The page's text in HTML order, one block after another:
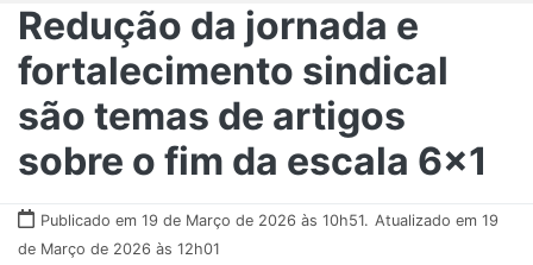
Redução da jornada e
fortalecimento sindical
são temas de artigos
sobre o fim da escala 6x1
Publicado em 19 de Março de 2026 às 10h51. Atualizado em 19
de Março de 2026 às 12h01